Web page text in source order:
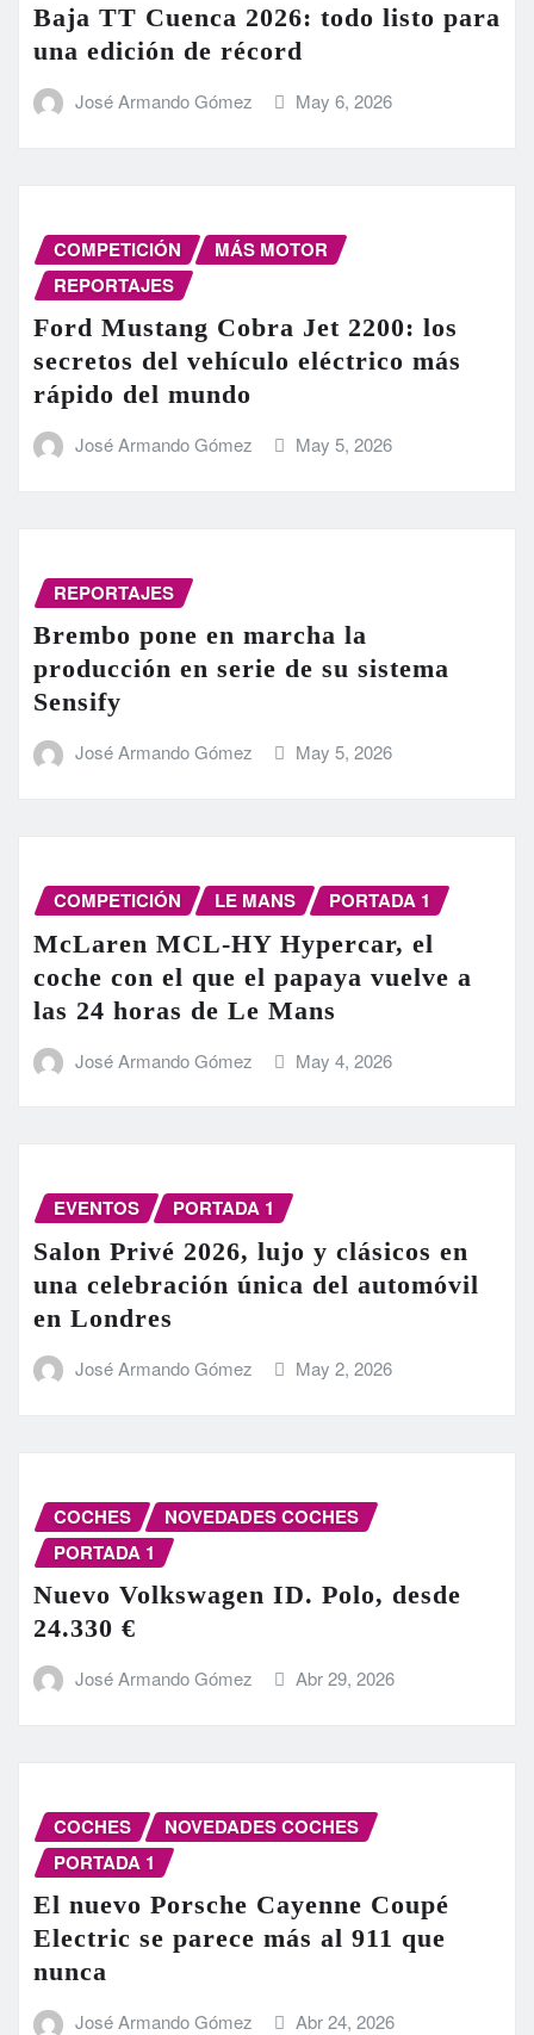
Baja TT Cuenca 2026: todo listo para
una edición de récord
José Armando Gómez May 6, 2026
COMPETICIÓN
MÁS MOTOR
REPORTAJES
Ford Mustang Cobra Jet 2200: los
secretos del vehículo eléctrico más
rápido del mundo
José Armando Gómez May 5, 2026
REPORTAJES
Brembo pone en marcha la
producción en serie de su sistema
Sensify
José Armando Gómez May 5, 2026
COMPETICIÓN LE MANS PORTADA 1
McLaren MCL-HY Hypercar, el
coche con el que el papaya vuelve a
las 24 horas de Le Mans
José Armando Gómez May 4, 2026
EVENTOS PORTADA 1
Salon Privé 2026, lujo y clásicos en
una celebración única del automóvil
en Londres
José Armando Gómez May 2, 2026
COCHES
NOVEDADES COCHES
PORTADA 1
Nuevo Volkswagen ID. Polo, desde
24.330 €
José Armando Gómez Abr 29, 2026
COCHES
NOVEDADES COCHES
PORTADA 1
El nuevo Porsche Cayenne Coupé
Electric se parece más al 911 que
nunca
José Armando Gómez Abr 24, 2026